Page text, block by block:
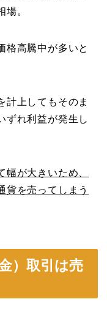
場。
格高騰中が多いと
計上してもそのま
ずれ利益が発生し
幅が大きいため、
貨を売ってしまう
）取引は売